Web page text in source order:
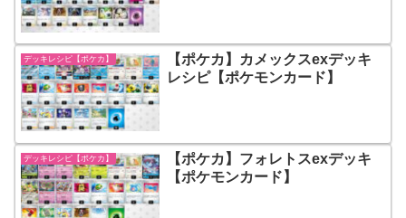
デッキレシピ【ポケカ】
【ポケカ】カメックスexデッキ
レシピ【ポケモンカード】
デッキレシピ【ポケカ】
【ポケカ】フォレトスexデッキ
【ポケモンカード】